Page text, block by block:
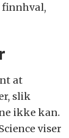
finnhval,
at
slik
ikke kan.
viser